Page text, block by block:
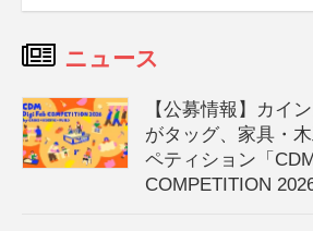
ニュース
【公募情報】カイ
がタッグ、家具・
ペティション「
COMPETITION